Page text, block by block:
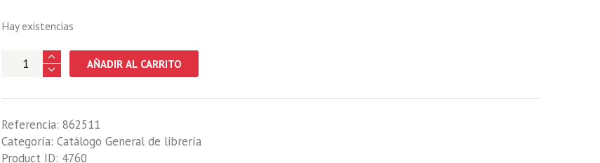
Hay existencias
RELATOS
AÑADIR AL CARRITO
Referencia: 862511
Categoría: Catálogo General de librería
Product ID: 4760